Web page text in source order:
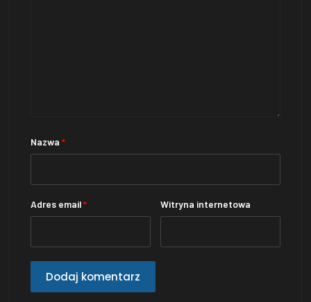
Nazwa*
Adres email* Witryna internetowa